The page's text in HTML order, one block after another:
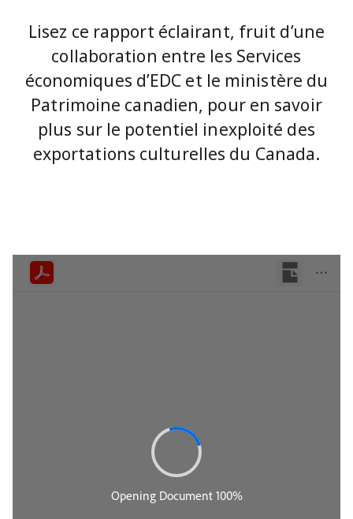
Lisez ce rapport éclairant, fruit d’une
collaboration entre les Services
économiques d’EDC et le ministère du
Patrimoine canadien, pour en savoir
plus sur le potentiel inexploité des
exportations culturelles du Canada.